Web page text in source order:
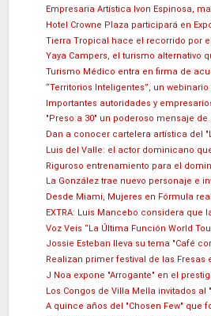
Empresaria Artística Ivon Espinosa,
Hotel Crowne Plaza participará en
Tierra Tropical hace el recorrido por
Yaya Campers, el turismo alternativo
Turismo Médico entra en firma de
“Territorios Inteligentes”, un webinario
Importantes autoridades y
"Preso a 30" un poderoso mensaje de
Dan a conocer cartelera artística del
Luis del Valle: el actor dominicano
Riguroso entrenamiento para el
La González trae nuevo personaje e
Desde Miami, Mujeres en Fórmula
EXTRA: Luis Mancebo considera que
Voz Veis “La Última Función World
Jossie Esteban lleva su tema "Café
Realizan primer festival de las Fresas
J Noa expone "Arrogante" en el
Los Congos de Villa Mella invitados al
A quince años del "Chosen Few" que